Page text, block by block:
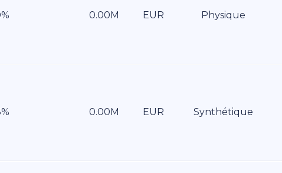
EUR Physique
EUR Synthétique